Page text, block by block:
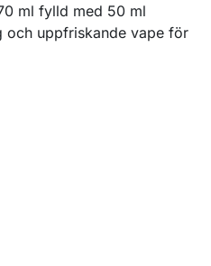
ml fylld med 50 ml
och uppfriskande vape för